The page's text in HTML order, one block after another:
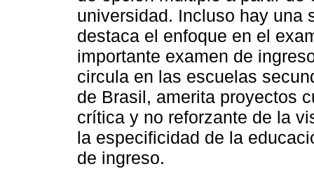
universidad. Incluso hay una
destaca el enfoque en el
importante examen de
circula en las escuelas
de Brasil, amerita proyectos
crítica y no reforzante de la
la especificidad de la
de ingreso.